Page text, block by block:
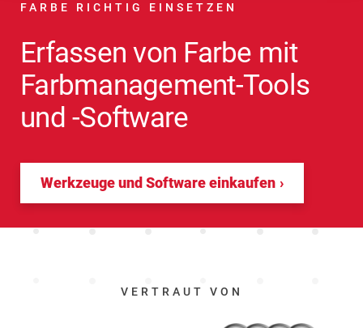
FARBE RICHTIG EINSETZEN
Erfassen von Farbe mit
Farbmanagement-Tools
und -Software
Werkzeuge und Software einkaufen
VERTRAUT VON